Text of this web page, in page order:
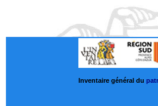
Inventaire général du